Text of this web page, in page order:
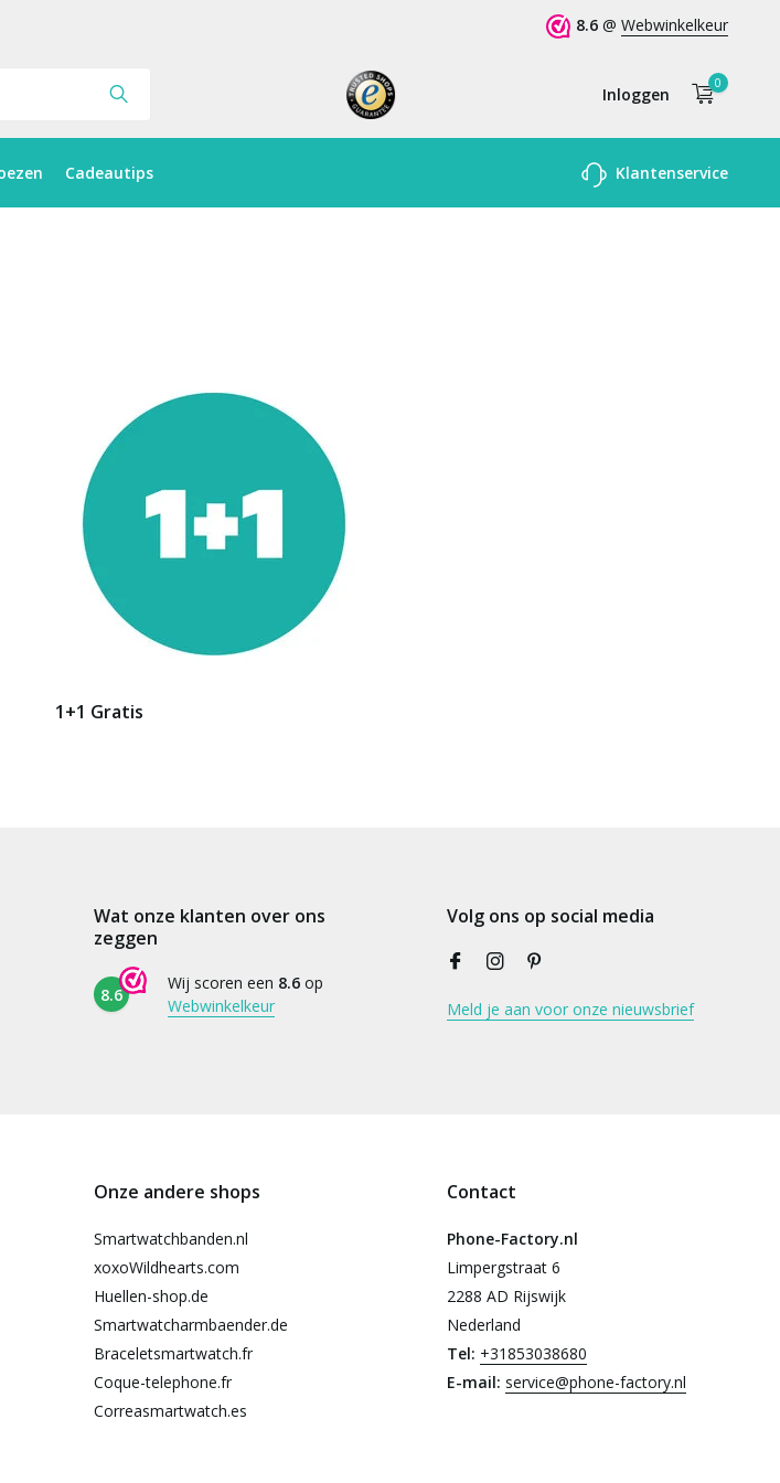
8.6 @ Webwinkelkeur
Inloggen
Account
0
Cadeautips Klantenservice
1+1 Gratis
Wat onze klanten over ons
zeggen
8.6
Wij scoren een 8.6 op
Webwinkelkeur
Volg ons op social media
Meld je aan voor onze nieuwsbrief
Onze andere shops
Smartwatchbanden.nl
xoxoWildhearts.com
Huellen-shop.de
Smartwatcharmbaender.de
Braceletsmartwatch.fr
Coque-telephone.fr
Correasmartwatch.es
Contact
Phone-Factory.nl
Limpergstraat 6
2288 AD Rijswijk
Nederland
Tel: +31853038680
E-mail: service@phone-factory.nl